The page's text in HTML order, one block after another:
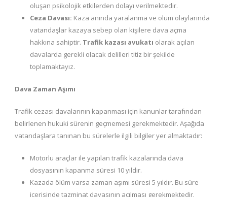
oluşan psikolojik etkilerden dolayı verilmektedir.
Ceza Davası: Kaza anında yaralanma ve ölüm olaylarında
vatandaşlar kazaya sebep olan kişilere dava açma
hakkına sahiptir. Trafik kazası avukatı olarak açılan
davalarda gerekli olacak delilleri titiz bir şekilde
toplamaktayız.
Dava Zaman Aşımı
Trafik cezası davalarının kapanması için kanunlar tarafından
belirlenen hukuki sürenin geçmemesi gerekmektedir. Aşağıda
vatandaşlara tanınan bu sürelerle ilgili bilgiler yer almaktadır:
Motorlu araçlar ile yapılan trafik kazalarında dava
dosyasının kapanma süresi 10 yıldır.
Kazada ölüm varsa zaman aşımı süresi 5 yıldır. Bu süre
içerisinde tazminat davasının açılması gerekmektedir.